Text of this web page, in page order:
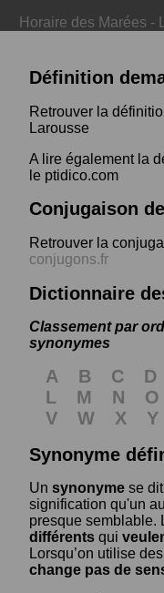
Horaire des Marées -
Définition
Retrouver la
Larousse
A lire également la
le ptidico.com
Conjugaison
Retrouver la
conjugons.fr
Dictionnaire
Classement par
synonymes
A B C D
L
M N O
V
W X Y
Synonyme
Un synonyme se
signification qu'un
presque semblable.
différents qui
Lorsqu’on utilise des
change pas de